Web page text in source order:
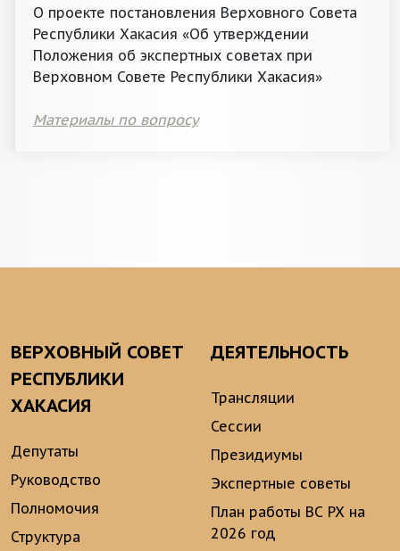
О проекте постановления Верховного Совета
Республики Хакасия «Об утверждении
Положения об экспертных советах при
Верховном Совете Республики Хакасия»
Материалы по вопросу
ВЕРХОВНЫЙ СОВЕТ
РЕСПУБЛИКИ
ХАКАСИЯ
Депутаты
Руководство
Полномочия
Структура
ДЕЯТЕЛЬНОСТЬ
Трансляции
Сессии
Президиумы
Экспертные советы
План работы ВС РХ на
2026 год